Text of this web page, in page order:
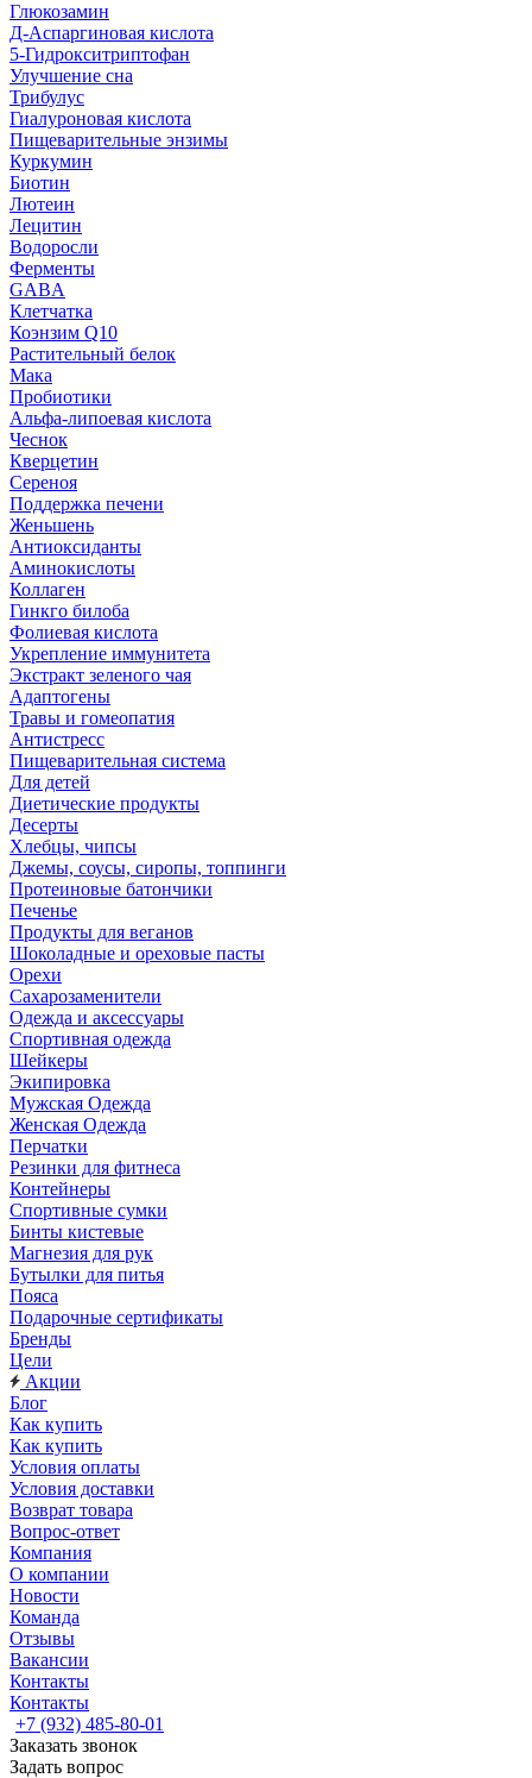
Глюкозамин
Д-Аспаргиновая кислота
5-Гидрокситриптофан
Улучшение сна
Трибулус
Гиалуроновая кислота
Пищеварительные энзимы
Куркумин
Биотин
Лютеин
Лецитин
Водоросли
Ферменты
GABA
Клетчатка
Коэнзим Q10
Растительный белок
Мака
Пробиотики
Альфа-липоевая кислота
Чеснок
Кверцетин
Сереноя
Поддержка печени
Женьшень
Антиоксиданты
Аминокислоты
Коллаген
Гинкго билоба
Фолиевая кислота
Укрепление иммунитета
Экстракт зеленого чая
Адаптогены
Травы и гомеопатия
Антистресс
Пищеварительная система
Для детей
Диетические продукты
Десерты
Хлебцы, чипсы
Джемы, соусы, сиропы, топпинги
Протеиновые батончики
Печенье
Продукты для веганов
Шоколадные и ореховые пасты
Орехи
Сахарозаменители
Одежда и аксессуары
Спортивная одежда
Шейкеры
Экипировка
Мужская Одежда
Женская Одежда
Перчатки
Резинки для фитнеса
Контейнеры
Спортивные сумки
Бинты кистевые
Магнезия для рук
Бутылки для питья
Пояса
Подарочные сертификаты
Бренды
Цели
Акции
Блог
Как купить
Как купить
Условия оплаты
Условия доставки
Возврат товара
Вопрос-ответ
Компания
О компании
Новости
Команда
Отзывы
Вакансии
Контакты
Контакты
+7 (932) 485-80-01
Заказать звонок
Задать вопрос